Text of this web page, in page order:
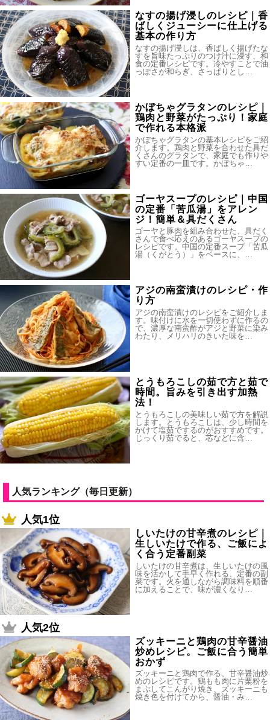
なすの揚げ浸しのレシピ｜香
ばしくジューシーに仕上げる
基本の作り方
なすの揚げ浸しは、香ばしく揚げたな
すを旨味たっぷりのつけ汁に浸す、和
食の定番レシピです。冷やすことで油
っぽさが和らぎ、さっぱりとし…
かぼちゃグラタンのレシピ｜
鶏肉と野菜がたっぷり！家庭
で作れる本格派
かぼちゃグラタンの基本レシピをご紹
介します。鶏肉と野菜を合わせた具だ
くさんのグラタンで、家庭でも作りや
すい定番の一皿です。かぼちゃ…
ゴーヤスープのレシピ｜中国
の定番「苦瓜湯」をアレン
ジ！簡単＆具だくさん
ゴーヤと豚肉を組み合わせた、具だく
さんで食べ応えのあるゴーヤスープの
レシピです。中国の定番スープ「苦瓜
湯（くがとう）」をベースに、…
アジの南蛮漬けのレシピ・作
り方
アジの南蛮漬けのレシピをご紹介しま
す。味付けに水を一切使わずに作るの
で、濃厚な南蛮酢がアジと野菜に染み
わたり、メリハリのきいた味を…
とうもろこしの茹で方と茹で
時間。旨みを引き出す加熱
法！
とうもろこしの美味しい茹で方を解説
します。とうもろこしは、少し時間を
かけて塩茹でするのがおすすめです。
じっくり茹でると、芯などに含…
人気ランキング（毎日更新）
人気1位
しいたけの甘辛煮のレシピ｜
生しいたけで作る、ご飯によ
く合う定番副菜
しいたけの甘辛煮は、生しいたけの風
味を活かして手早く作れる、定番の副
菜です。火を通しながら調味料を順番
に加えることで、味が濃くなり…
人気2位
ズッキーニと鶏肉の甘辛醤油
炒めレシピ。ご飯に合う簡単
おかず
ズッキーニと鶏肉で作る、甘辛醤油炒
めのレシピです。鶏もも肉に片栗粉を
まぶしてこんがり焼き、ズッキーニも
焼き色を付けてから、醤油・み…